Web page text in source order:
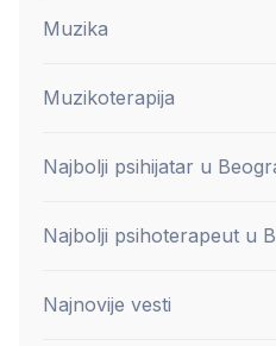
Muzika
Muzikoterapija
Najbolji psihijatar u
Najbolji psihoterapeut u
Najnovije vesti